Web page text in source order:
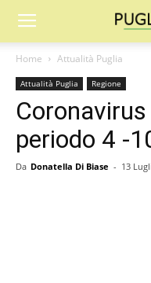
Home Attualità Puglia
Attualità Puglia Regione
periodo 4 -
Da Donatella Di Biase - 13